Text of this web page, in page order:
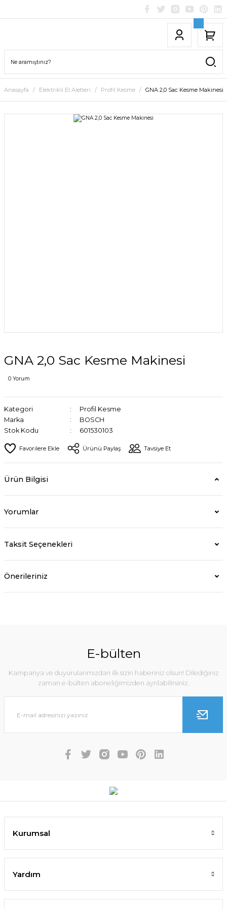
Anasayfa Elektrikli El Aletleri Profil Kesme GNA 2,0 Sac Kesme Makinesi
GNA 2,0 Sac Kesme Makinesi
0 Yorum
Kategori
Profil Kesme
Marka
BOSCH
Stok Kodu
601530103
Ürünü Paylaş Tavsiye Et
Ürün Bilgisi
Yorumlar
Taksit Seçenekleri
Önerileriniz
E-bülten
Kampanya ve duyurularımızdan ilk sizin haberiniz olsun! Dilediğiniz
zaman e-bülten aboneliğimizden ayrılabilirsiniz.
Kurumsal
Yardım